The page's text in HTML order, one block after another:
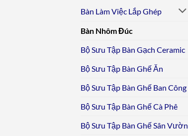
Bàn Làm Việc Lắp Ghép
Bàn Nhôm Đúc
Bộ Sưu Tập Bàn Gạch Ceramic
Bộ Sưu Tập Bàn Ghế Ăn
Bộ Sưu Tập Bàn Ghế Ban Công
Bộ Sưu Tập Bàn Ghế Cà Phê
Bộ Sưu Tập Bàn Ghế Sân Vườn